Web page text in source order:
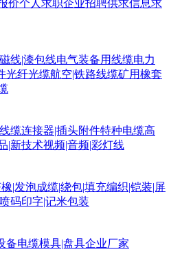
价个人求职企业招聘供求信息求
线|漆包线电气装备用线缆电力
光纤光缆航空|铁路线缆矿用橡套
缆连接器|插头附件特种电缆高
|新技术视频|音频|彩灯线
|发泡成缆|绕包|填充编织|铠装|屏
喷码印字|记米包装
备电缆模具|盘具企业厂家